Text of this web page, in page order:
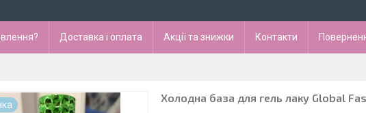
Доставка і оплата Акції та знижки Контакти
Холодна база для гель лаку Global